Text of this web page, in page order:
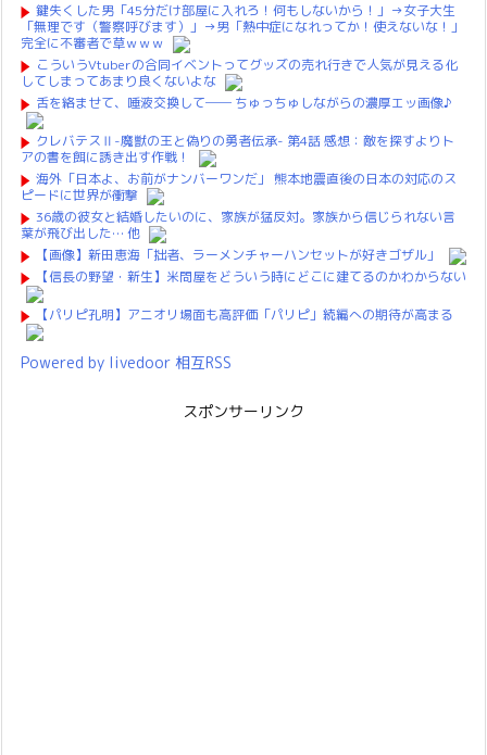
鍵失くした男「45分だけ部屋に入れろ！何もしないから！」→女子大生
「無理です（警察呼びます）」→男「熱中症になれってか！使えないな！」
完全に不審者で草ｗｗｗ
こういうVtuberの合同イベントってグッズの売れ行きで人気が見える化
してしまってあまり良くないよな
舌を絡ませて、唾液交換して── ちゅっちゅしながらの濃厚エッ画像♪
クレバテスⅡ-魔獣の王と偽りの勇者伝承- 第4話 感想：敵を探すよりト
アの書を餌に誘き出す作戦！
海外「日本よ、お前がナンバーワンだ」 熊本地震直後の日本の対応のス
ピードに世界が衝撃
36歳の彼女と結婚したいのに、家族が猛反対。家族から信じられない言
葉が飛び出した… 他
【画像】新田恵海「拙者、ラーメンチャーハンセットが好きゴザル」
【信長の野望・新生】米問屋をどういう時にどこに建てるのかわからない
【パリピ孔明】アニオリ場面も高評価「パリピ」続編への期待が高まる
Powered by livedoor 相互RSS
スポンサーリンク